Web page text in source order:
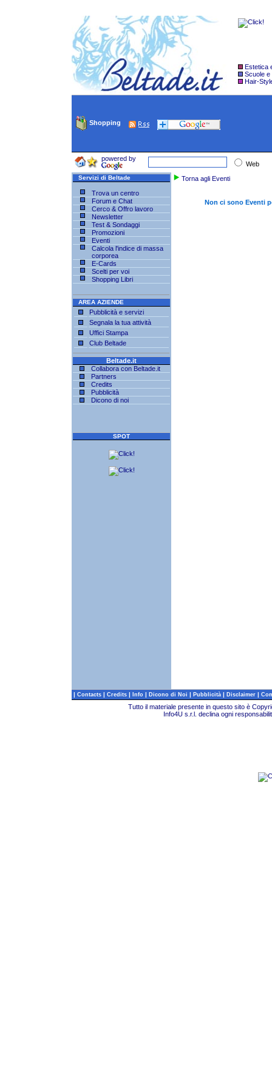
Estetica
Scuole e
Hair-
Shopping
powered by
Web
Servizi di Beltade
Trova un centro
Forum e Chat
Cerco & Offro lavoro
Newsletter
Test & Sondaggi
Promozioni
Eventi
Calcola l'indice di massa
corporea
E-Cards
Scelti per voi
Shopping Libri
AREA AZIENDE
Pubblicità e servizi
Segnala la tua attività
Uffici Stampa
Club Beltade
Beltade.it
Collabora con Beltade.it
Partners
Credits
Pubblicità
Dicono di noi
SPOT
Torna agli Eventi
Non ci sono Eventi
| Contacts | Credits | Info | Dicono di Noi | Pubblicità | Disclaimer |
Tutto il materiale presente in questo sito è
Info4U s.r.l. declina ogni